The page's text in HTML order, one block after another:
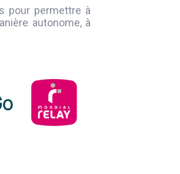
pour permettre à
autonome, à